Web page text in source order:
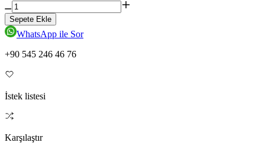
Sepete Ekle
WhatsApp ile Sor
+90 545 246 46 76
İstek listesi
Karşılaştır